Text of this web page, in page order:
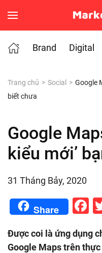
Skip to main
Brand
Digital
Trang chủ Social
Google
biết chưa
Google
kiểu mới’
31 Tháng Bảy, 2020
Share
Được coi là ứng dụng
Google Maps trên